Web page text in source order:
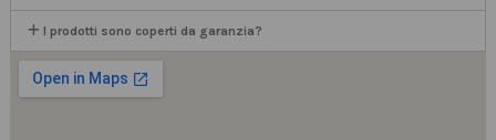
I prodotti sono coperti da garanzia?